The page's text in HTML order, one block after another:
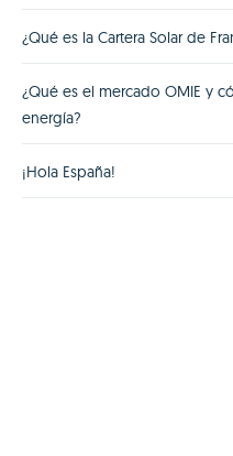
¿Qué es la Cartera Solar de
¿Qué es el mercado OMIE y
energía?
¡Hola España!